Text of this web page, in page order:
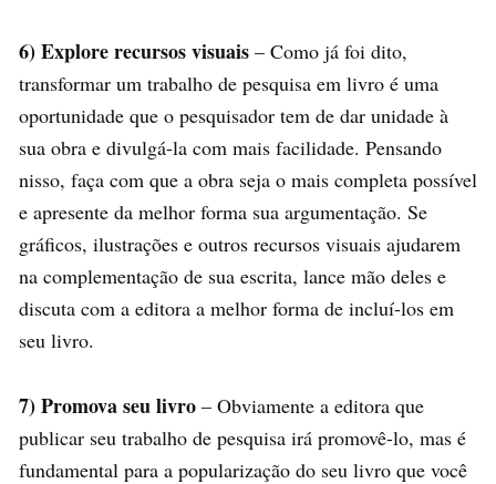
6) Explore recursos visuais – Como já foi dito,
transformar um trabalho de pesquisa em livro é uma
oportunidade que o pesquisador tem de dar unidade à
sua obra e divulgá-la com mais facilidade. Pensando
nisso, faça com que a obra seja o mais completa possível
e apresente da melhor forma sua argumentação. Se
gráficos, ilustrações e outros recursos visuais ajudarem
na complementação de sua escrita, lance mão deles e
discuta com a editora a melhor forma de incluí-los em
seu livro.
7) Promova seu livro – Obviamente a editora que
publicar seu trabalho de pesquisa irá promovê-lo, mas é
fundamental para a popularização do seu livro que você